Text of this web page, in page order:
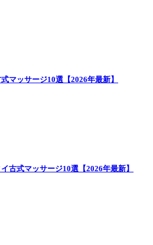
マッサージ10選【2026年最新】
古式マッサージ10選【2026年最新】